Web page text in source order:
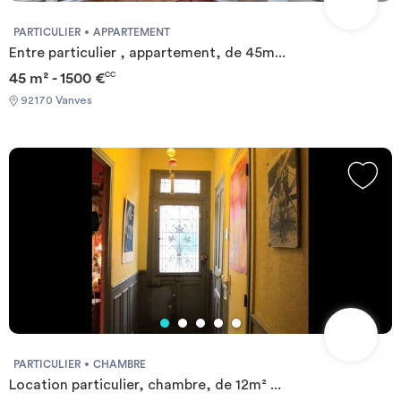
PARTICULIER APPARTEMENT
Entre particulier , appartement, de 45m...
45 m² - 1500 €CC
92170 Vanves
PARTICULIER CHAMBRE
Location particulier, chambre, de 12m² ...